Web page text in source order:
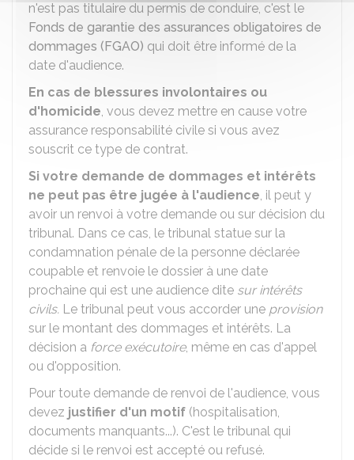
n'est pas titulaire du permis de conduire, c'est le
Fonds de garantie des assurances obligatoires de
dommages (FGAO) qui doit être informé de la
date d'audience.
En cas de blessures involontaires ou
d'homicide, vous devez mettre en cause votre
assurance responsabilité civile si vous avez
souscrit ce type de contrat.
Si votre demande de dommages et intérêts
ne peut pas être jugée à l'audience, il peut y
avoir un renvoi à votre demande ou sur décision du
tribunal. Dans ce cas, le tribunal statue sur la
condamnation pénale de la personne déclarée
coupable et renvoie le dossier à une date
prochaine qui est une audience dite sur intérêts
civils. Le tribunal peut vous accorder une provision
sur le montant des dommages et intérêts. La
décision a force exécutoire, même en cas d'appel
ou d'opposition.
Pour toute demande de renvoi de l'audience, vous
devez justifier d'un motif (hospitalisation,
documents manquants...). C'est le tribunal qui
décide si le renvoi est accepté ou refusé.